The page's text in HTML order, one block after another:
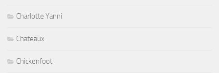
Charlotte Yanni
Chateaux
Chickenfoot